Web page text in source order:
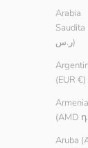
Arabia
Saudita
ر.س)
(EUR €)
Armenia
(AMD
Aruba